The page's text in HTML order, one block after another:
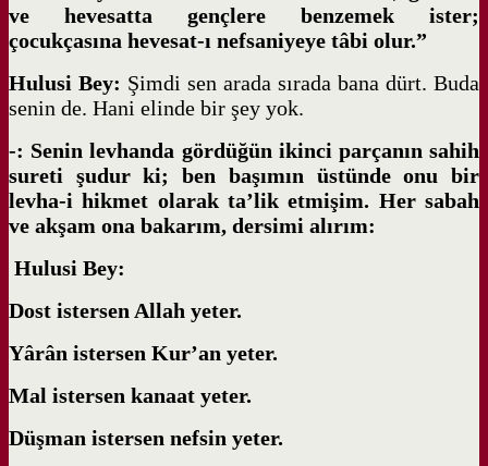
ve hevesatta gençlere benzemek ister;
çocukçasına hevesat-ı nefsaniyeye tâbi olur.”
Hulusi Bey: Şimdi sen arada sırada bana dürt. Buda
senin de. Hani elinde bir şey yok.
-: Senin levhanda gördüğün ikinci parçanın sahih
sureti şudur ki; ben başımın üstünde onu bir
levha-i hikmet olarak ta’lik etmişim. Her sabah
ve akşam ona bakarım, dersimi alırım:
Hulusi Bey:
Dost istersen Allah yeter.
Yârân istersen Kur’an yeter.
Mal istersen kanaat yeter.
Düşman istersen nefsin yeter.